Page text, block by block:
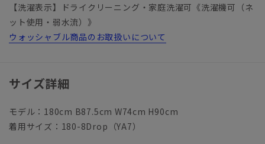
【洗濯表示】ドライクリーニング・家庭洗濯可《洗濯機可（ネ
ット使用・弱水流）》
ウォッシャブル商品のお取扱いについて
サイズ詳細
モデル：180cm B87.5cm W74cm H90cm
着用サイズ：180-8Drop（YA7）